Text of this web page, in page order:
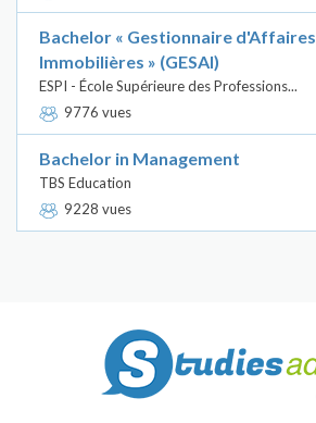
Bachelor « Gestionnaire d'Affaires
Immobilières » (GESAI)
ESPI - École Supérieure des Professions...
9776 vues
Bachelor in Management
TBS Education
9228 vues